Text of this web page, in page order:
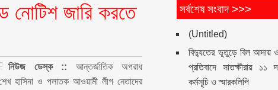
নোটিশ জারি করতে
নিউজ ডেস্ক :: আন্তর্জাতিক অপরাধ
হাসিনা ও পলাতক আওয়ামী লীগ নেতাদের
সর্বশেষ সংবাদ >>>
(Untitled)
বিদ্যুতের ভূতুড়ে বিল আদায়
প্রতিবাদে সাতক্ষীরায়
কর্মসূচি ও স্মারকলিপি